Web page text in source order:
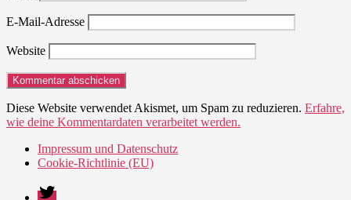
E-Mail-Adresse
Website
Diese Website verwendet Akismet, um Spam zu reduzieren. Erfahre,
wie deine Kommentardaten verarbeitet werden.
Impressum und Datenschutz
Cookie-Richtlinie (EU)
Twitter